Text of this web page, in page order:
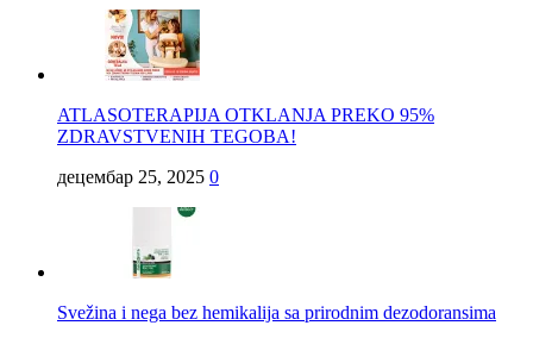
ATLASOTERAPIJA OTKLANJA PREKO 95%
ZDRAVSTVENIH TEGOBA!
децембар 25, 2025 0
Svežina i nega bez hemikalija sa prirodnim dezodoransima